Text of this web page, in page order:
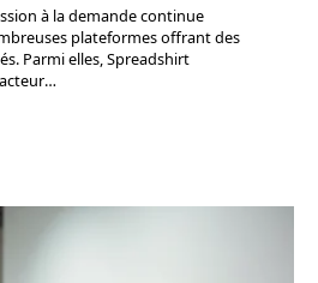
à la demande continue
plateformes offrant des
Parmi elles, Spreadshirt
…